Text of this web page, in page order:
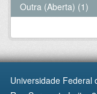
Outra (Aberta) (1)
Universidade Federal